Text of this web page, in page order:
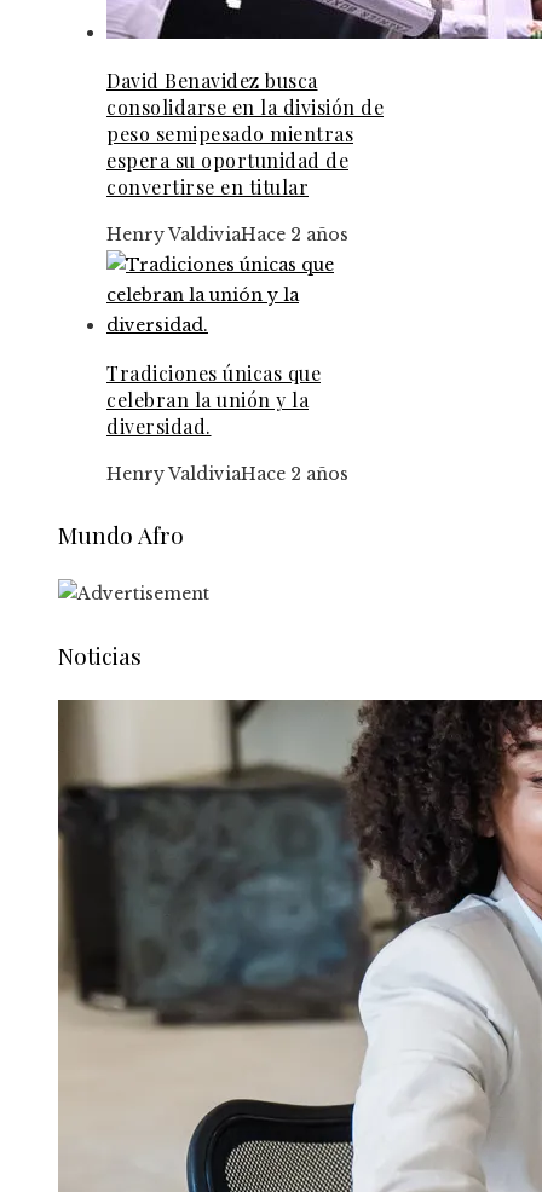
David Benavidez busca
consolidarse en la división de
peso semipesado mientras
espera su oportunidad de
convertirse en titular
Henry ValdiviaHace 2 años
Tradiciones únicas que
celebran la unión y la
diversidad.
Henry ValdiviaHace 2 años
Mundo Afro
Noticias